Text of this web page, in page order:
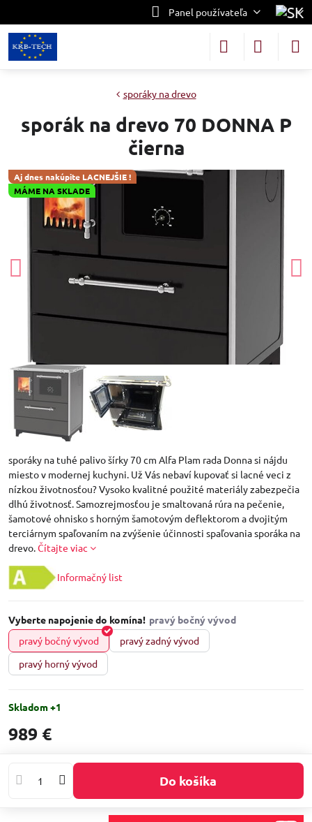
Panel používateľa
Aj dnes nakúpite LACNEJŠIE !
MÁME NA SKLADE
sporáky na drevo
sporák na drevo 70 DONNA P
čierna
sporáky na tuhé palivo šírky 70 cm Alfa Plam rada Donna si nájdu
miesto v modernej kuchyni. Už Vás nebaví kupovať si lacné veci z
nízkou životnosťou? Vysoko kvalitné použité materiály zabezpečia
dlhú životnosť. Samozrejmosťou je smaltovaná rúra na pečenie,
šamotové ohnisko s horným šamotovým deflektorom a dvojitým
terciárnym spaľovaním na zvýšenie účinnosti spaľovania sporáka na
drevo.Čítajte viac
Informačný list
Vyberte napojenie do komína!
pravý bočný vývod
pravý zadný vývod
pravý horný vývod
Skladom +1
989 €
Do košíka